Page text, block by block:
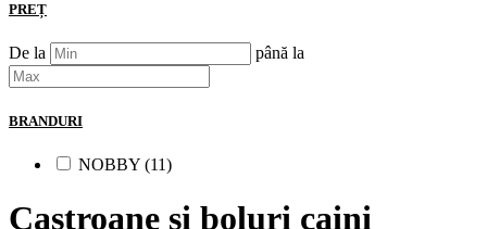
PREȚ
De la până la
BRANDURI
NOBBY (11)
Castroane si boluri caini